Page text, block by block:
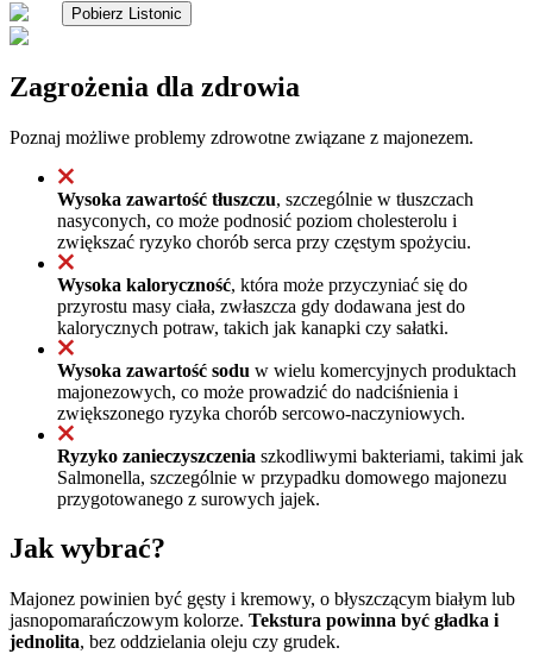
Pobierz Listonic
Zagrożenia dla zdrowia
Poznaj możliwe problemy zdrowotne związane z majonezem.
Wysoka zawartość tłuszczu, szczególnie w tłuszczach
nasyconych, co może podnosić poziom cholesterolu i
zwiększać ryzyko chorób serca przy częstym spożyciu.
Wysoka kaloryczność, która może przyczyniać się do
przyrostu masy ciała, zwłaszcza gdy dodawana jest do
kalorycznych potraw, takich jak kanapki czy sałatki.
Wysoka zawartość sodu w wielu komercyjnych produktach
majonezowych, co może prowadzić do nadciśnienia i
zwiększonego ryzyka chorób sercowo-naczyniowych.
Ryzyko zanieczyszczenia szkodliwymi bakteriami, takimi jak
Salmonella, szczególnie w przypadku domowego majonezu
przygotowanego z surowych jajek.
Jak wybrać?
Majonez powinien być gęsty i kremowy, o błyszczącym białym lub
jasnopomarańczowym kolorze. Tekstura powinna być gładka i
jednolita, bez oddzielania oleju czy grudek.